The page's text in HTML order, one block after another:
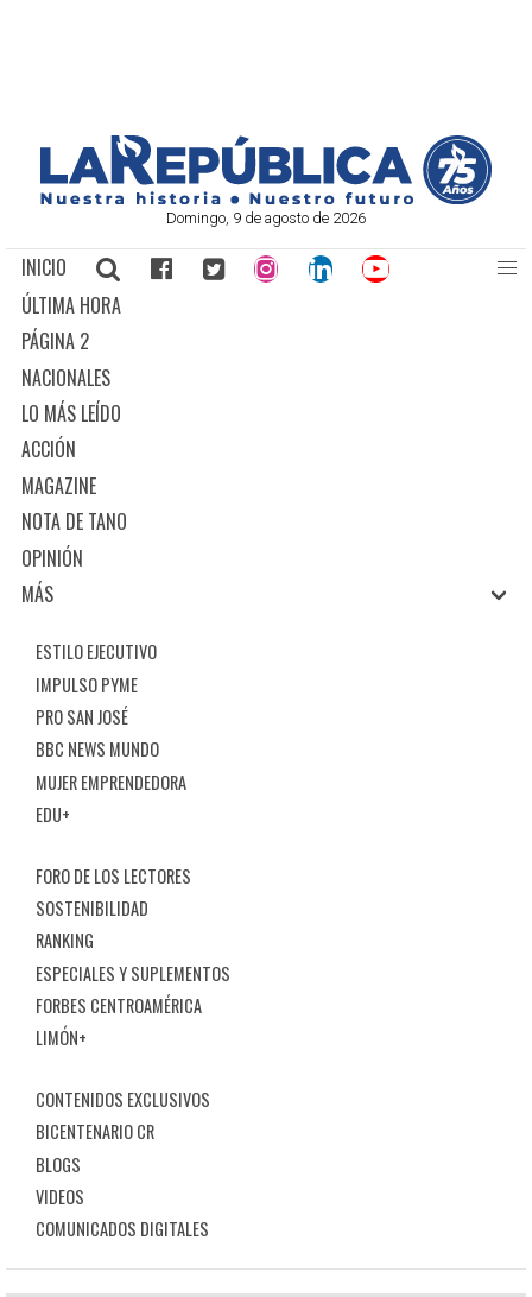
Domingo, 9 de agosto de 2026
INICIO
ÚLTIMA HORA
PÁGINA 2
NACIONALES
LO MÁS LEÍDO
ACCIÓN
MAGAZINE
NOTA DE TANO
OPINIÓN
MÁS
ESTILO EJECUTIVO
IMPULSO PYME
PRO SAN JOSÉ
BBC NEWS MUNDO
MUJER EMPRENDEDORA
EDU+
FORO DE LOS LECTORES
SOSTENIBILIDAD
RANKING
ESPECIALES Y SUPLEMENTOS
FORBES CENTROAMÉRICA
LIMÓN+
CONTENIDOS EXCLUSIVOS
BICENTENARIO CR
BLOGS
VIDEOS
COMUNICADOS DIGITALES